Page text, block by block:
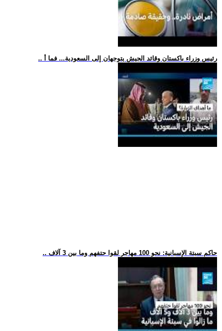
.. رئيس وزراء باكستان وقائد الجيش يتوجهان إلى السعودية... فما أ
.. حاكم سبتة الإسبانية: نحو 100 مهاجر لقوا حتفهم وما بين 3 آلاف